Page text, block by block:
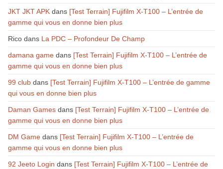
JKT JKT APKdans [Test Terrain] Fujifilm X-T100 – L’entrée de
gamme qui vous en donne bien plus
Ricodans La PDC – Profondeur De Champ
damana gamedans [Test Terrain] Fujifilm X-T100 – L’entrée de
gamme qui vous en donne bien plus
99 clubdans [Test Terrain] Fujifilm X-T100 – L’entrée de gamme
qui vous en donne bien plus
Daman Gamesdans [Test Terrain] Fujifilm X-T100 – L’entrée de
gamme qui vous en donne bien plus
DM Gamedans [Test Terrain] Fujifilm X-T100 – L’entrée de
gamme qui vous en donne bien plus
92 Jeeto Login dans [Test Terrain] Fujifilm X-T100 – L’entrée de